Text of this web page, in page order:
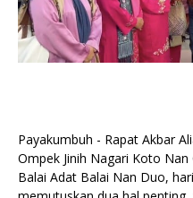
Payakumbuh - Rapat Akbar
Ompek Jinih Nagari Koto
Balai Adat Balai Nan Duo,